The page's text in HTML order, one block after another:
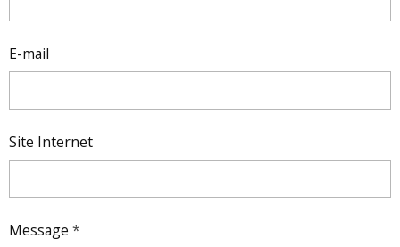
E-mail
Site Internet
Message